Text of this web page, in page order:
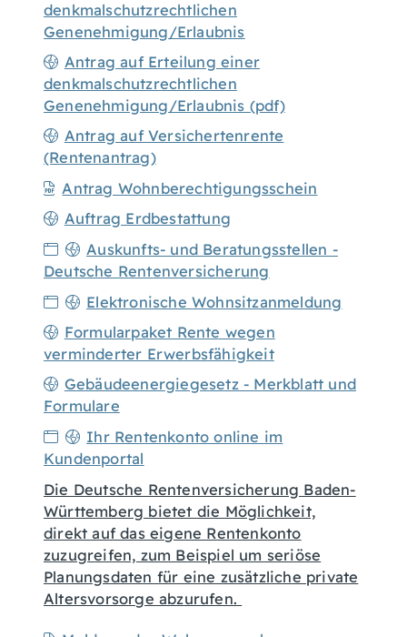
denkmalschutzrechtlichen
Genenehmigung/Erlaubnis
Antrag auf Erteilung einer
denkmalschutzrechtlichen
Genenehmigung/Erlaubnis (pdf)
Antrag auf Versichertenrente
(Rentenantrag)
Antrag Wohnberechtigungsschein
Auftrag Erdbestattung
Auskunfts- und Beratungsstellen -
Deutsche Rentenversicherung
Elektronische Wohnsitzanmeldung
Formularpaket Rente wegen
verminderter Erwerbsfähigkeit
Gebäudeenergiegesetz - Merkblatt und
Formulare
Ihr Rentenkonto online im
Kundenportal
Die Deutsche Rentenversicherung Baden-
Württemberg bietet die Möglichkeit,
direkt auf das eigene Rentenkonto
zuzugreifen, zum Beispiel um seriöse
Planungsdaten für eine zusätzliche private
Altersvorsorge abzurufen.